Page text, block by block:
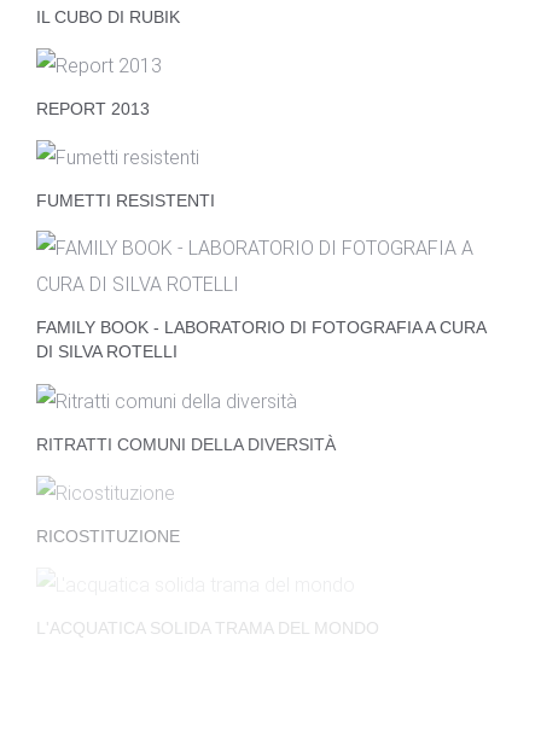
IL CUBO DI RUBIK
REPORT 2013
FUMETTI RESISTENTI
FAMILY BOOK - LABORATORIO DI FOTOGRAFIA A CURA
DI SILVA ROTELLI
RITRATTI COMUNI DELLA DIVERSITÀ
RICOSTITUZIONE
L'ACQUATICA SOLIDA TRAMA DEL MONDO